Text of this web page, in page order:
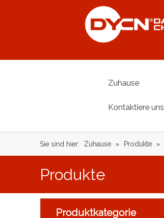
Zuhause
Kontaktiere uns
Sie sind hier: Zuhause » Produkte »
Produkte
Produktkategorie